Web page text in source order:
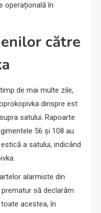
operațională în
către
de mai multe zile,
dinspre est
satului. Rapoarte
56 și 108 au
a satului, indicând
alarmiste din
să declarăm
acestea, în